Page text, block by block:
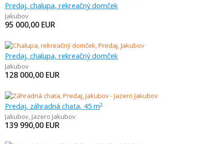
Predaj, chalupa, rekreačný domček
Jakubov
95 000,00 EUR
Predaj, chalupa, rekreačný domček
Jakubov
128 000,00 EUR
Predaj, záhradná chata, 45 m2
Jakubov, Jazero Jakubov
139 990,00 EUR